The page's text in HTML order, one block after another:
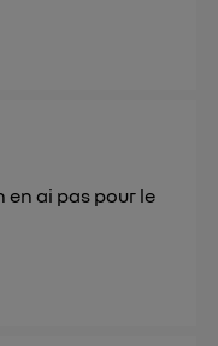
en ai pas pour le